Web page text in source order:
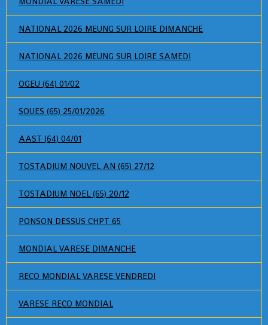
NATIONAL 2026 MEUNG SUR LOIRE DIMANCHE
NATIONAL 2026 MEUNG SUR LOIRE SAMEDI
OGEU (64) 01/02
SOUES (65) 25/01/2026
AAST (64) 04/01
TOSTADIUM NOUVEL AN (65) 27/12
TOSTADIUM NOEL (65) 20/12
PONSON DESSUS CHPT 65
MONDIAL VARESE DIMANCHE
RECO MONDIAL VARESE VENDREDI
VARESE RECO MONDIAL